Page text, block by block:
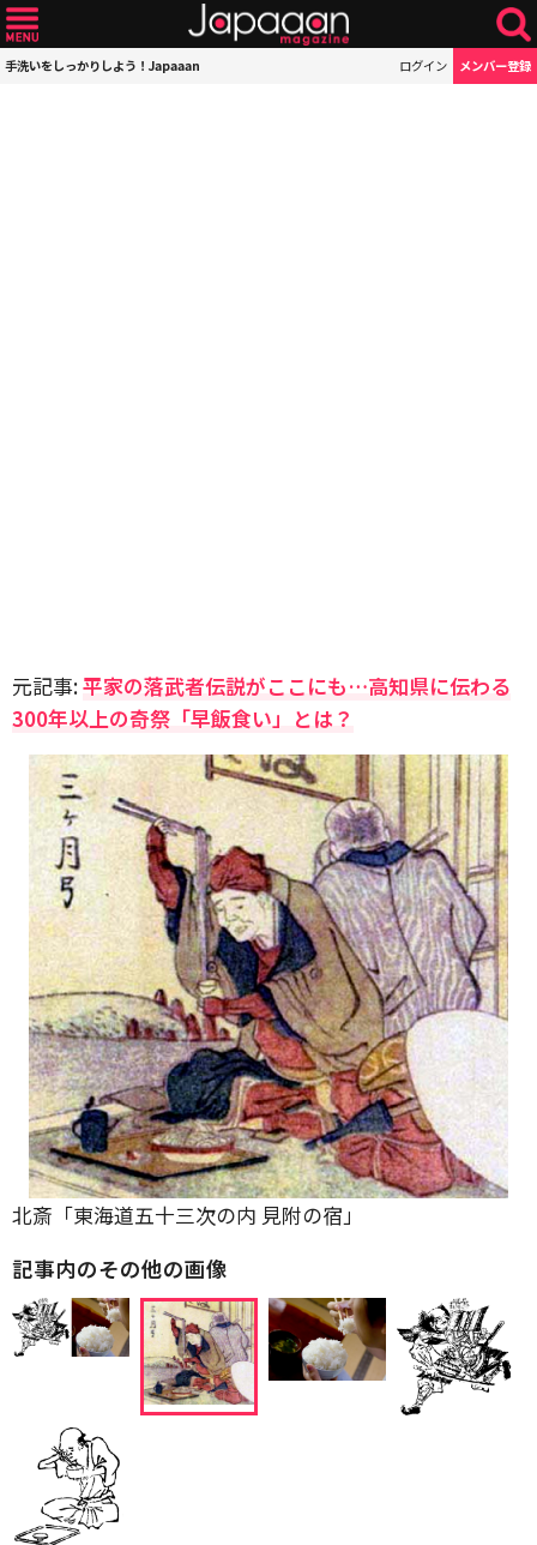
手洗いをしっかりしよう！Japaaan ログイン メンバー登録
元記事:平家の落武者伝説がここにも…高知県に伝わる
300年以上の奇祭「早飯食い」とは？
北斎「東海道五十三次の内 見附の宿」
記事内のその他の画像